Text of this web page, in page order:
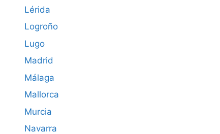
Lérida
Logroño
Lugo
Madrid
Málaga
Mallorca
Murcia
Navarra